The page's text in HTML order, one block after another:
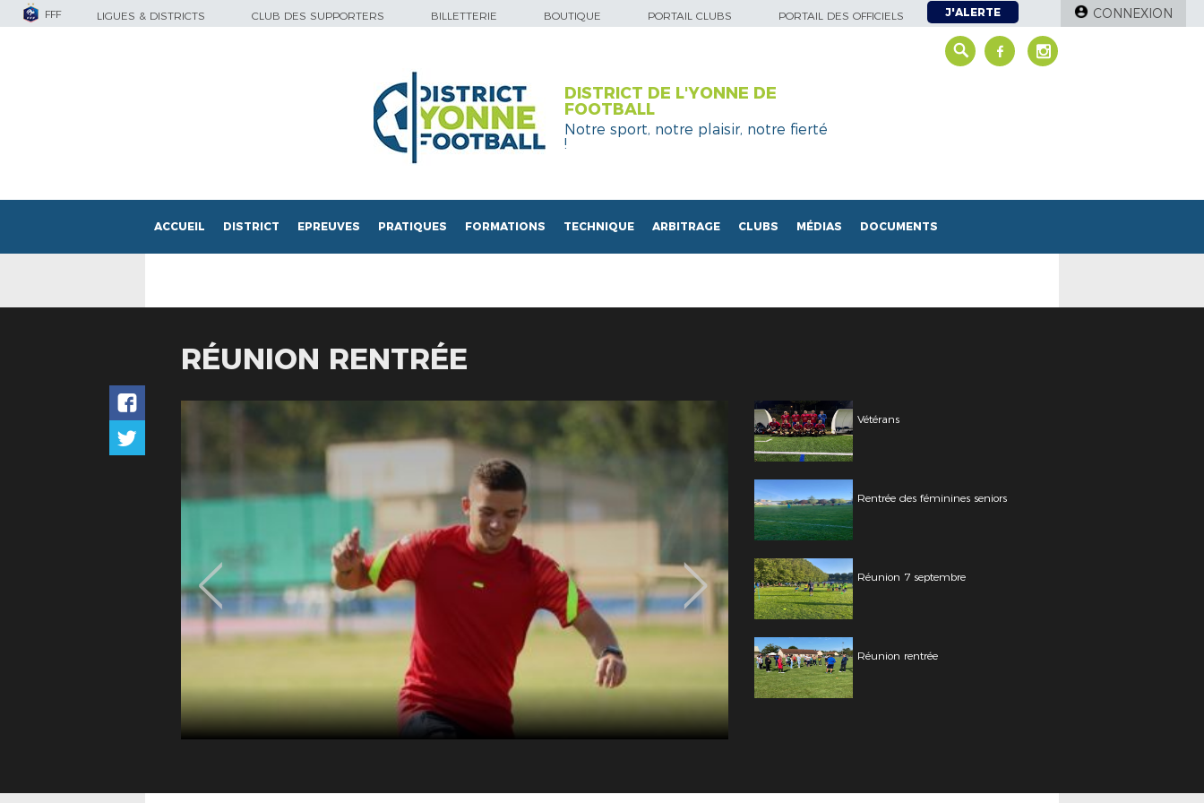
FFF LIGUES & DISTRICTS CLUB DES SUPPORTERS BILLETTERIE BOUTIQUE PORTAIL CLUBS PORTAIL DES OFFICIELS J'ALERTE CONNEXION
DISTRICT DE L'YONNE DE
FOOTBALL
Notre sport, notre plaisir, notre fierté
!
ACCUEIL DISTRICT EPREUVES PRATIQUES FORMATIONS TECHNIQUE ARBITRAGE CLUBS MÉDIAS DOCUMENTS
RÉUNION RENTRÉE
Vétérans
Rentrée des féminines seniors
Réunion 7 septembre
Réunion rentrée